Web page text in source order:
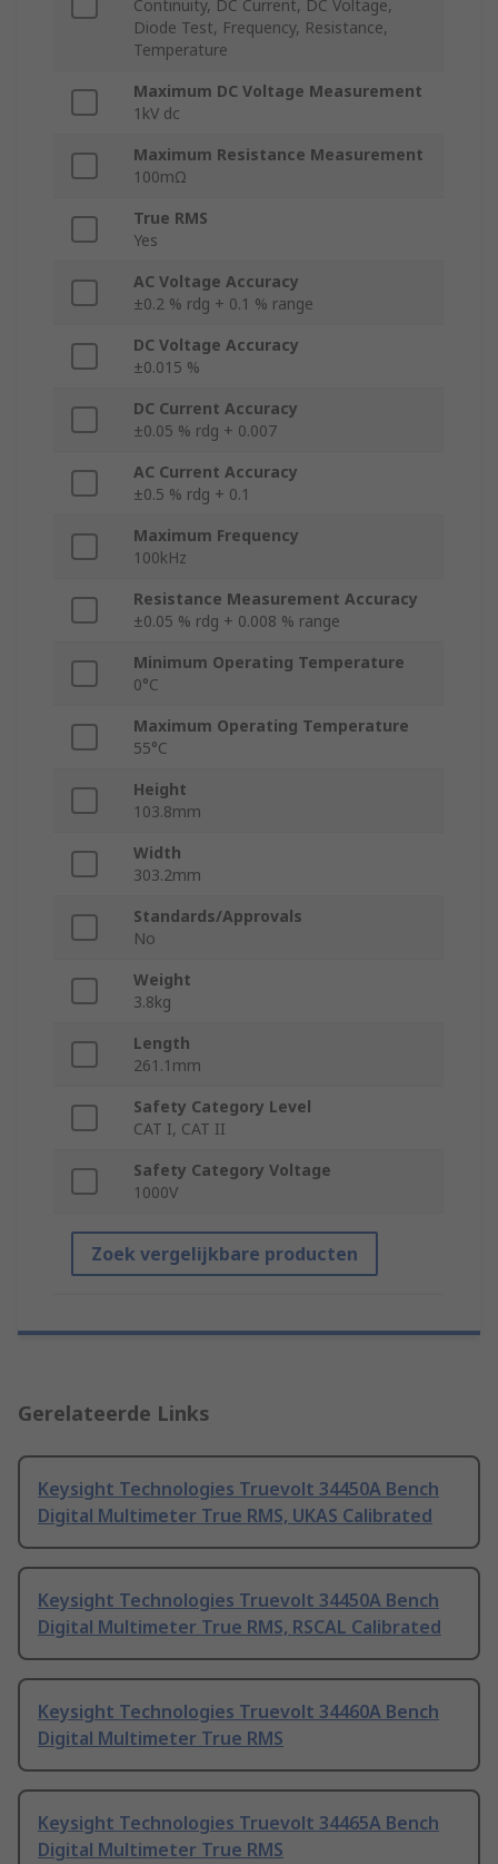
Continuity, DC Current, DC Voltage,
Diode Test, Frequency, Resistance,
Temperature
Maximum DC Voltage Measurement
1kV dc
Maximum Resistance Measurement
100mΩ
True RMS
Yes
AC Voltage Accuracy
±0.2 % rdg + 0.1 % range
DC Voltage Accuracy
±0.015 %
DC Current Accuracy
±0.05 % rdg + 0.007
AC Current Accuracy
±0.5 % rdg + 0.1
Maximum Frequency
100kHz
Resistance Measurement Accuracy
±0.05 % rdg + 0.008 % range
Minimum Operating Temperature
0°C
Maximum Operating Temperature
55°C
Height
103.8mm
Width
303.2mm
Standards/Approvals
No
Weight
3.8kg
Length
261.1mm
Safety Category Level
CAT I, CAT II
Safety Category Voltage
1000V
Zoek vergelijkbare producten
Gerelateerde Links
Keysight Technologies Truevolt 34450A Bench
Digital Multimeter True RMS, UKAS Calibrated
Keysight Technologies Truevolt 34450A Bench
Digital Multimeter True RMS, RSCAL Calibrated
Keysight Technologies Truevolt 34460A Bench
Digital Multimeter True RMS
Keysight Technologies Truevolt 34465A Bench
Digital Multimeter True RMS